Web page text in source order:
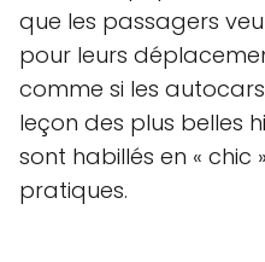
que les passagers
pour leurs
comme si les
leçon des plus belles
sont habillés en «
pratiques.